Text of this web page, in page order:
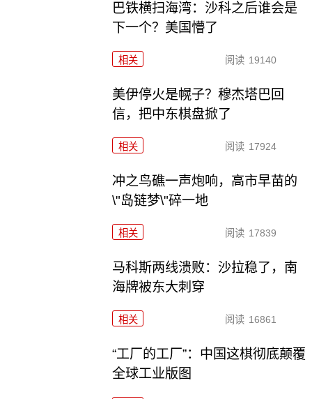
巴铁横扫海湾：沙科之后谁会是
下一个？美国懵了
相关 阅读 19140
美伊停火是幌子？穆杰塔巴回
信，把中东棋盘掀了
相关 阅读 17924
冲之鸟礁一声炮响，高市早苗的
\"岛链梦\"碎一地
相关 阅读 17839
马科斯两线溃败：沙拉稳了，南
海牌被东大刺穿
相关 阅读 16861
“工厂的工厂”：中国这棋彻底颠覆
全球工业版图